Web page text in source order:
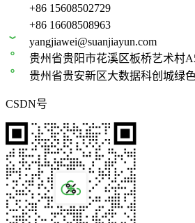
+86 15608502729
+86 16608508963
yangjiawei@suanjiayun.com
贵州省贵阳市花溪区板桥艺术村
贵州省贵安新区大数据科创城绿
CSDN号